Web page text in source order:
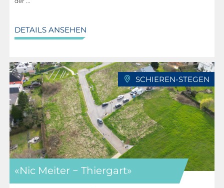
Kulturzentrum Kinneksbond: 1,6 km
Fußballplatz Kinneksbond: 2 km
Basketballplatz Kinneksbond: 2 km
Sporthalle Nicolas Frantz: 550 m
François Trausch Stadion: 600 m
Skatepark Mamer: 650 m
Basketballplatz: 650 m
Wasserzentrum „Les Thermes“: 4,5 km
Luxemburg-Stadt: 9,3 km
Flughafen: 24,7 km
DETAILS ANSEHEN
SCHIEREN-STEGEN
«Nic Meiter − Thiergart»